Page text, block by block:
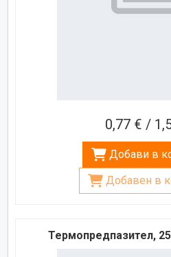
0,77 € /
Добави в
Добавен в
Термопредпазител,